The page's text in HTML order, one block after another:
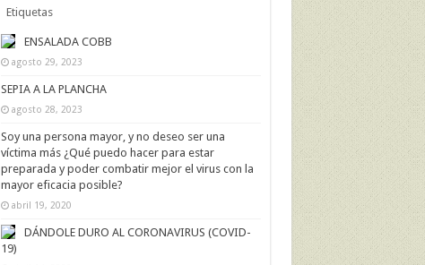
Etiquetas
ENSALADA COBB
agosto 29, 2023
SEPIA A LA PLANCHA
agosto 28, 2023
Soy una persona mayor, y no deseo ser una
víctima más ¿Qué puedo hacer para estar
preparada y poder combatir mejor el virus con la
mayor eficacia posible?
abril 19, 2020
DÁNDOLE DURO AL CORONAVIRUS (COVID-
19)